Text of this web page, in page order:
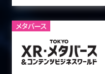
メタバース